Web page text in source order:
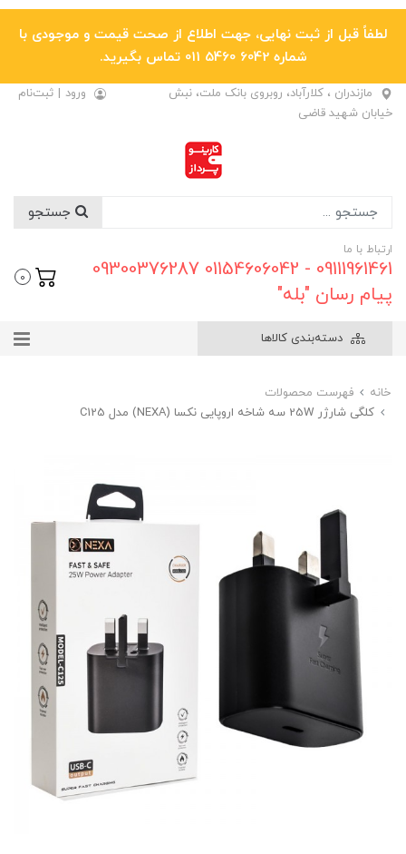
لطفاً قبل از ثبت نهایی، جهت اطلاع از صحت قیمت و موجودی با
شماره 6042 5460 011 تماس بگیرید.
مازندران ، کلارآباد، روبروی بانک ملت، نبش
خیابان شهید قاضی
ورود | ثبت‌نام
ارتباط با ما
09111961461 - 01154606042 09300376287
پیام رسان "بله"
0
دسته‌بندی کالاها
خانه
فهرست محصولات
کلگی شارژر 25W سه شاخه اروپایی نکسا (NEXA) مدل C125